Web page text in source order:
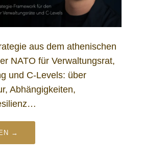
aus dem athenischen
NATO für Verwaltungsrat,
und C-Levels: über
Abhängigkeiten,
→